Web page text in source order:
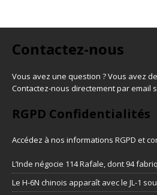
Contactez-nous
Vous avez une question ? Vous avez
Contactez-nous directement par email
RGPD Confidentialités
Accédez à nos informations RGPD et
L’Inde négocie 114 Rafale, dont 94
Le H-6N chinois apparaît avec le JL-1